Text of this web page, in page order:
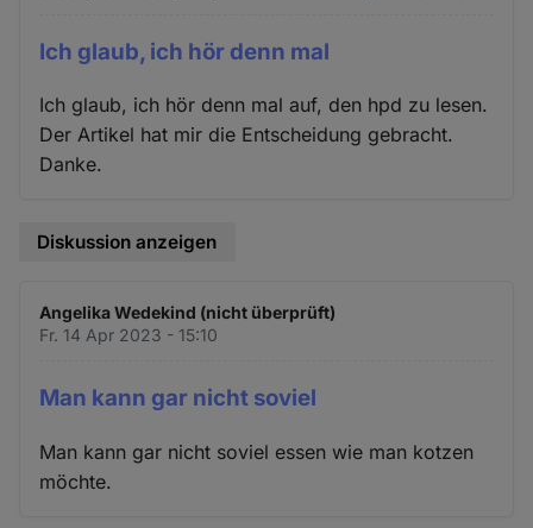
Ich glaub, ich hör denn mal
Ich glaub, ich hör denn mal auf, den hpd zu lesen.
Der Artikel hat mir die Entscheidung gebracht.
Danke.
Diskussion anzeigen
Angelika Wedekind (nicht überprüft)
Fr. 14 Apr 2023 - 15:10
Man kann gar nicht soviel
Man kann gar nicht soviel essen wie man kotzen
möchte.